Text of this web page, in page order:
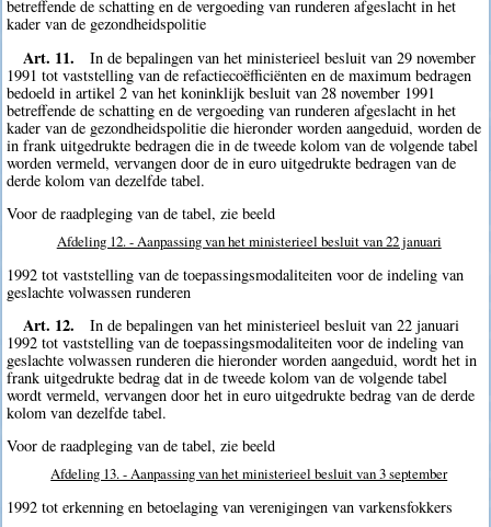
betreffende de schatting en de vergoeding van runderen afgeslacht in het
kader van de gezondheidspolitie
Art. 11.
In de bepalingen van het ministerieel besluit van 29 november
1991 tot vaststelling van de refactiecoëfficiënten en de maximum bedragen
bedoeld in artikel 2 van het koninklijk besluit van 28 november 1991
betreffende de schatting en de vergoeding van runderen afgeslacht in het
kader van de gezondheidspolitie die hieronder worden aangeduid, worden de
in frank uitgedrukte bedragen die in de tweede kolom van de volgende tabel
worden vermeld, vervangen door de in euro uitgedrukte bedragen van de
derde kolom van dezelfde tabel.
Voor de raadpleging van de tabel, zie beeld
Afdeling 12. - Aanpassing van het ministerieel besluit van 22 januari
1992 tot vaststelling van de toepassingsmodaliteiten voor de indeling van
geslachte volwassen runderen
Art. 12.
In de bepalingen van het ministerieel besluit van 22 januari
1992 tot vaststelling van de toepassingsmodaliteiten voor de indeling van
geslachte volwassen runderen die hieronder worden aangeduid, wordt het in
frank uitgedrukte bedrag dat in de tweede kolom van de volgende tabel
wordt vermeld, vervangen door het in euro uitgedrukte bedrag van de derde
kolom van dezelfde tabel.
Voor de raadpleging van de tabel, zie beeld
Afdeling 13. - Aanpassing van het ministerieel besluit van 3 september
1992 tot erkenning en betoelaging van verenigingen van varkensfokkers